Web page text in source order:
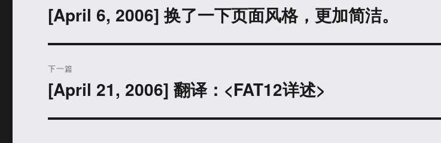
章
上
篇
文
[April 6, 2006] 换了一下页面风格，更加简洁。
下一篇
下
篇
文
[April 21, 2006] 翻译：<FAT12详述>